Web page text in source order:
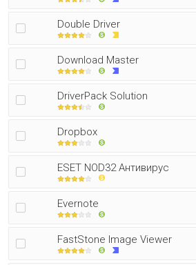
Double Driver
Download Master
DriverPack Solution
Dropbox
ESET NOD32 Антивирус
Evernote
FastStone Image Viewer